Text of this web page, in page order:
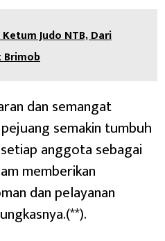
Judo NTB, Dari
Brimob
dan semangat
semakin tumbuh
anggota sebagai
memberikan
dan pelayanan